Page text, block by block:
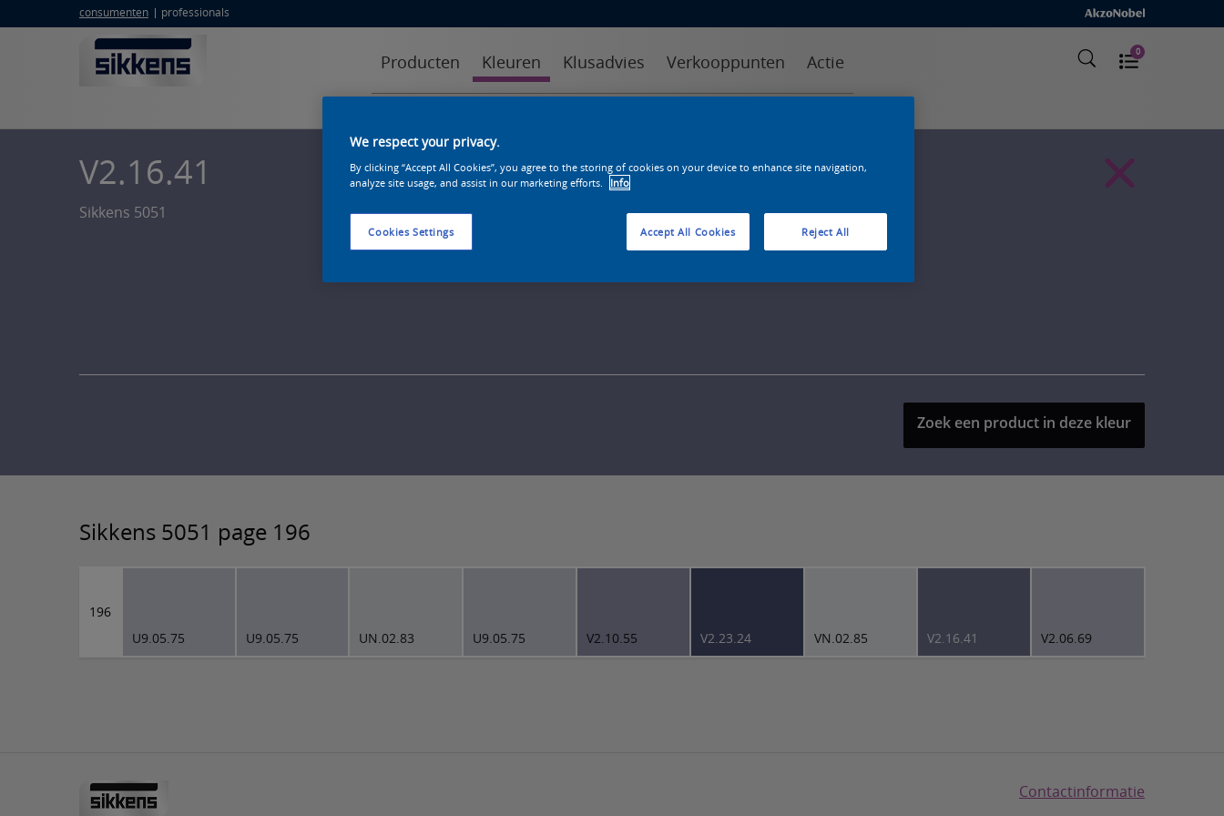
consumenten professionals
Producten Kleuren Klusadvies Verkooppunten Actie 0
V2.16.41
Sikkens 5051
Zoek een product in deze kleur
Sikkens 5051 page 196
196
U9.05.75
U9.05.75 UN.02.83 U9.05.75 V2.10.55 V2.23.24 VN.02.85 V2.16.41 V2.06.69
Contactinformatie
We respect your privacy.
By clicking “Accept All Cookies”, you agree to the storing of cookies on your device to enhance site navigation,
analyze site usage, and assist in our marketing efforts.
Info
Cookies Settings Reject All
Accept All Cookies